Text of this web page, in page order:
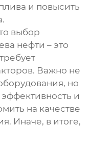
и повысить
выбор
нефти – это
Важно не
но
и
на качестве
Иначе, в итоге,